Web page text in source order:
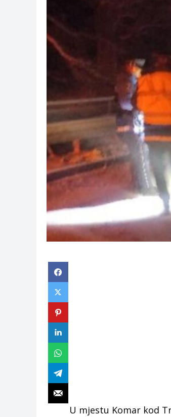
U mjestu Komar kod